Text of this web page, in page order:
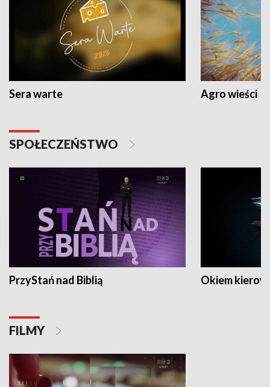
Sera warte Agro wieści
SPOŁECZEŃSTWO
PrzyStań nad Biblią Okiem
FILMY